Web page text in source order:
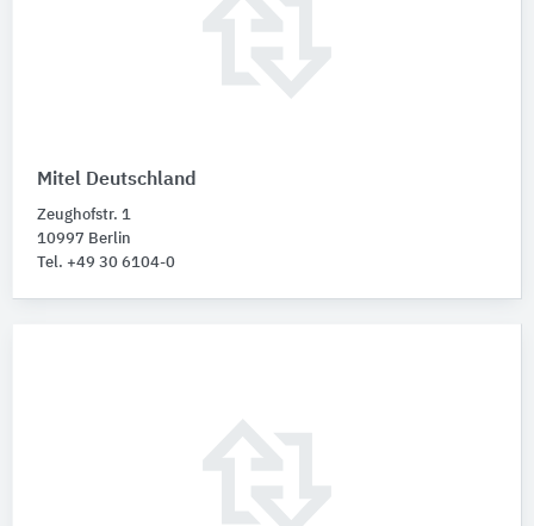
Mitel Deutschland
Zeughofstr. 1
10997 Berlin
Tel. +49 30 6104-0